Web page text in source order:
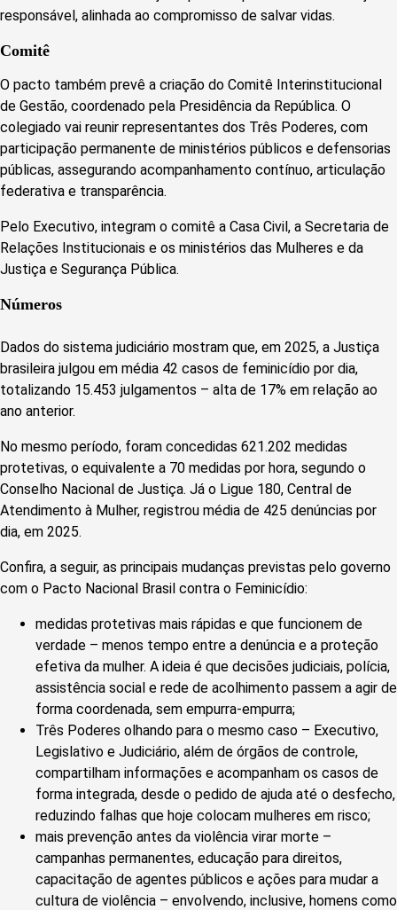
responsável, alinhada ao compromisso de salvar vidas.
Comitê
O pacto também prevê a criação do Comitê Interinstitucional
de Gestão, coordenado pela Presidência da República. O
colegiado vai reunir representantes dos Três Poderes, com
participação permanente de ministérios públicos e defensorias
públicas, assegurando acompanhamento contínuo, articulação
federativa e transparência.
Pelo Executivo, integram o comitê a Casa Civil, a Secretaria de
Relações Institucionais e os ministérios das Mulheres e da
Justiça e Segurança Pública.
Números
Dados do sistema judiciário mostram que, em 2025, a Justiça
brasileira julgou em média 42 casos de feminicídio por dia,
totalizando 15.453 julgamentos – alta de 17% em relação ao
ano anterior.
No mesmo período, foram concedidas 621.202 medidas
protetivas, o equivalente a 70 medidas por hora, segundo o
Conselho Nacional de Justiça. Já o Ligue 180, Central de
Atendimento à Mulher, registrou média de 425 denúncias por
dia, em 2025.
Confira, a seguir, as principais mudanças previstas pelo governo
com o Pacto Nacional Brasil contra o Feminicídio:
medidas protetivas mais rápidas e que funcionem de
verdade – menos tempo entre a denúncia e a proteção
efetiva da mulher. A ideia é que decisões judiciais, polícia,
assistência social e rede de acolhimento passem a agir de
forma coordenada, sem empurra-empurra;
Três Poderes olhando para o mesmo caso – Executivo,
Legislativo e Judiciário, além de órgãos de controle,
compartilham informações e acompanham os casos de
forma integrada, desde o pedido de ajuda até o desfecho,
reduzindo falhas que hoje colocam mulheres em risco;
mais prevenção antes da violência virar morte –
campanhas permanentes, educação para direitos,
capacitação de agentes públicos e ações para mudar a
cultura de violência – envolvendo, inclusive, homens como